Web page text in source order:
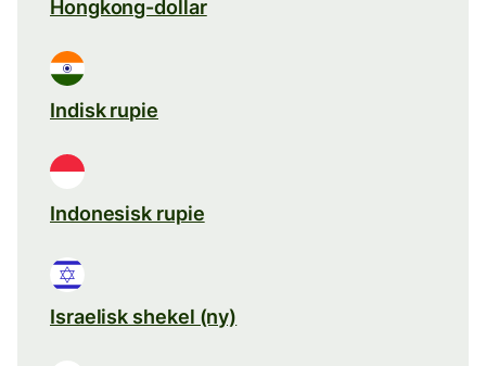
Hongkong-dollar
Indisk rupie
Indonesisk rupie
Israelisk shekel (ny)